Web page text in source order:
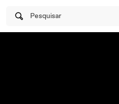
Pesquisar